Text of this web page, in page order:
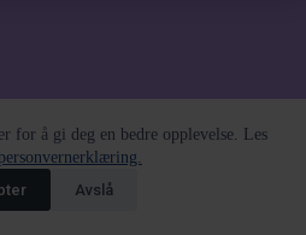
for å gi deg en bedre opplevelse. Les
personvernerklæring.
Avslå